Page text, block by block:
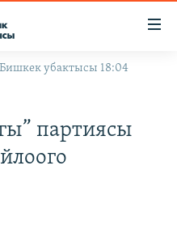
убактысы 18:04
партиясы